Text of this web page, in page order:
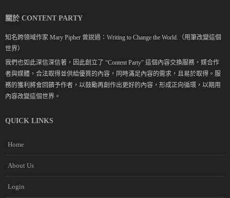
關於 CONTENT PARTY
知名跨領域作家 Mary Pipher 曾說過：Writing to Change the World.（用筆改變這個
世界）
我們也如此深信深信著，因此創立了 “Content Party" 這個內容交換服務，媒合作
者與媒體，合法取得並供給優質的內容，同時滿足內容的需求，且易於取得。服
務的獲利將會回饋予作者，以鼓勵再創作出更好的內容，形成正向循環，以期用
內容改變這個世界。
QUICK LINKS
Home
About Us
Login